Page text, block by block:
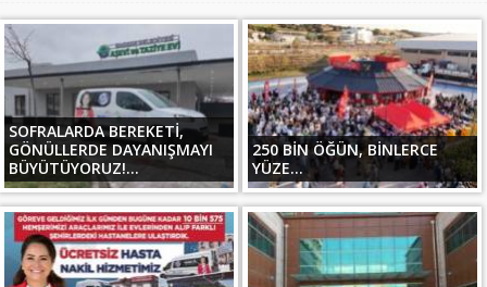
SOFRALARDA BEREKETİ,
GÖNÜLLERDE DAYANIŞMAYI
BÜYÜTÜYORUZ!...
250 BİN ÖĞÜN, BİNLERCE
YÜZE...